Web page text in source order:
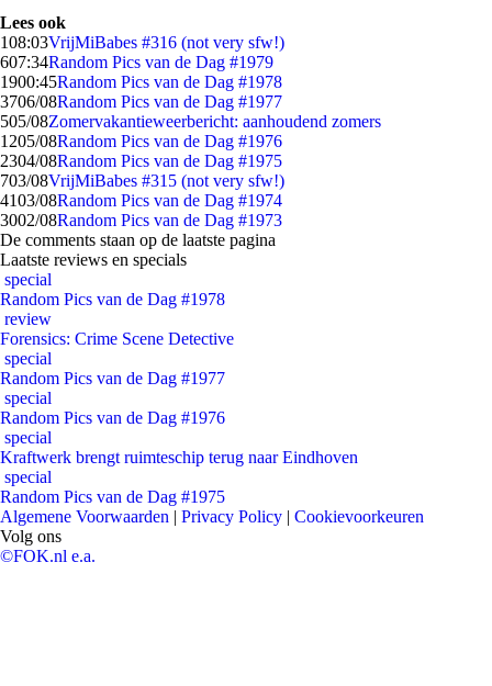
Lees ook
108:03VrijMiBabes #316 (not very sfw!)
607:34Random Pics van de Dag #1979
1900:45Random Pics van de Dag #1978
3706/08Random Pics van de Dag #1977
505/08Zomervakantieweerbericht: aanhoudend zomers
1205/08Random Pics van de Dag #1976
2304/08Random Pics van de Dag #1975
703/08VrijMiBabes #315 (not very sfw!)
4103/08Random Pics van de Dag #1974
3002/08Random Pics van de Dag #1973
De comments staan op de laatste pagina
Laatste reviews en specials
special
Random Pics van de Dag #1978
review
Forensics: Crime Scene Detective
special
Random Pics van de Dag #1977
special
Random Pics van de Dag #1976
special
Kraftwerk brengt ruimteschip terug naar Eindhoven
special
Random Pics van de Dag #1975
Algemene Voorwaarden | Privacy Policy | Cookievoorkeuren
Volg ons
©FOK.nl e.a.